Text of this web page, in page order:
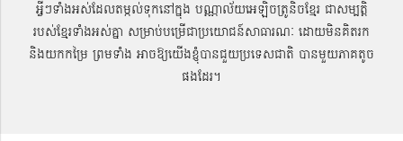
អ្វីៗទាំងអស់ដែលតម្កល់ទុកនៅក្នុង បណ្ណាល័យអេឡិចត្រូនិចខ្មែរ ជាសម្បតិ្ត
របស់ខ្មែរទាំងអស់គ្នា សម្រាប់បម្រើជាប្រយោជន៍សាធារណៈ ដោយមិនគិតរក
និងយកកម្រៃ ព្រមទាំង អាចឱ្យយើងខ្ញុំបានជួយប្រទេសជាតិ បានមួយភាគតូច
ផងដែរ។